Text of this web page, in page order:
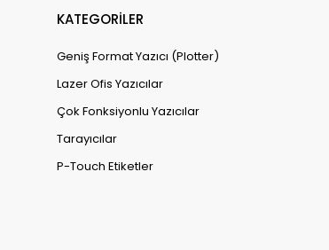
KATEGORİLER
Geniş Format Yazıcı (Plotter)
Lazer Ofis Yazıcılar
Çok Fonksiyonlu Yazıcılar
Tarayıcılar
P-Touch Etiketler